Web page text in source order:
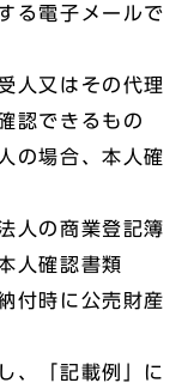
る電子メールで
人又はその代理
認できるもの
の場合、本人確
人の商業登記簿
人確認書類
付時に公売財産
、「記載例」に